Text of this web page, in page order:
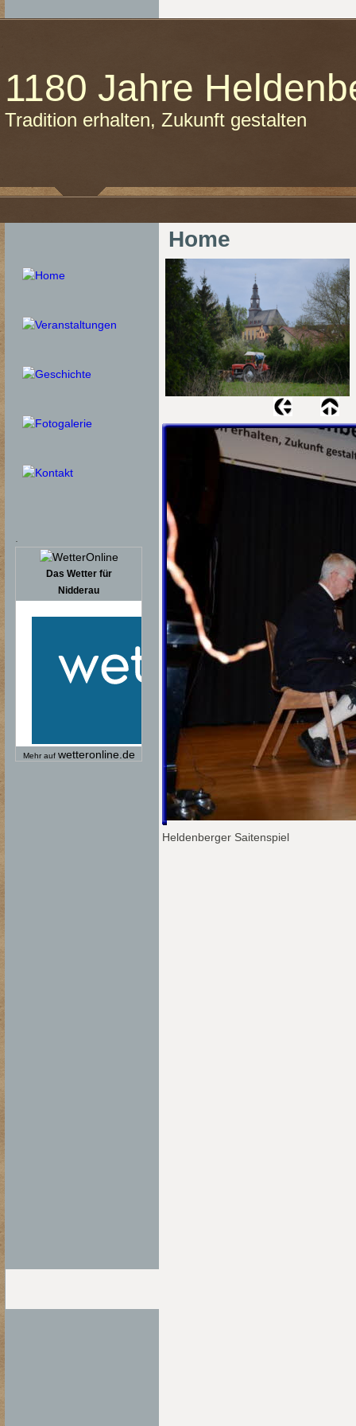
Heldenberger Saitenspiel
Home
Das Wetter für
Nidderau
Mehr auf wetteronline.de
1180 Jahre
Tradition erhalten, Zukunft gestalten